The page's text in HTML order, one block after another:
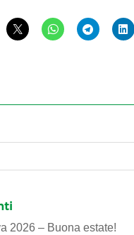
2026 – Buona estate!